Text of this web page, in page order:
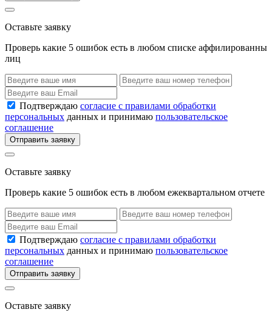
Оставьте заявку
Проверь какие 5 ошибок есть в любом списке аффилированны
лиц
Подтверждаю согласие с правилами обработки
персональных данных и принимаю пользовательское
соглашение
Отправить заявку
Оставьте заявку
Проверь какие 5 ошибок есть в любом ежеквартальном отчете
Подтверждаю согласие с правилами обработки
персональных данных и принимаю пользовательское
соглашение
Отправить заявку
Оставьте заявку